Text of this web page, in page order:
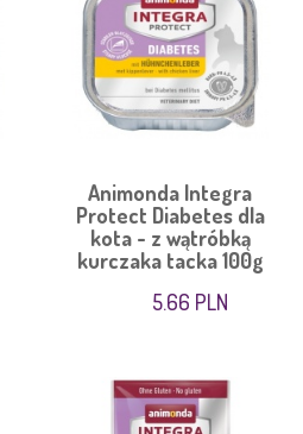
Animonda Integra
Protect Diabetes dla
kota - z wątróbką
kurczaka tacka 100g
5.66 PLN